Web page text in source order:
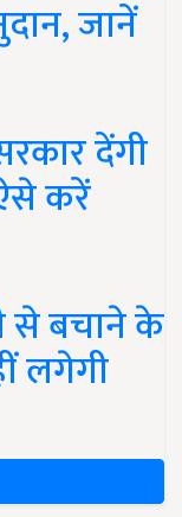
जानें
देंगी
करें
से बचाने के
लगेगी